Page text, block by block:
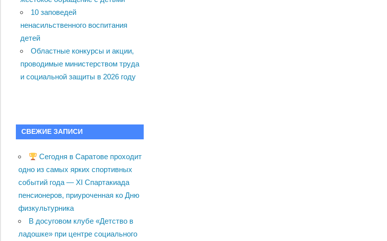
10 заповедей
ненасильственного воспитания
детей
Областные конкурсы и акции,
проводимые министерством труда
и социальной защиты в 2026 году
СВЕЖИЕ ЗАПИСИ
Сегодня в Саратове проходит
одно из самых ярких спортивных
событий года — XI Спартакиада
пенсионеров, приуроченная ко Дню
физкультурника
В досуговом клубе «Детство в
ладошке» при центре социального